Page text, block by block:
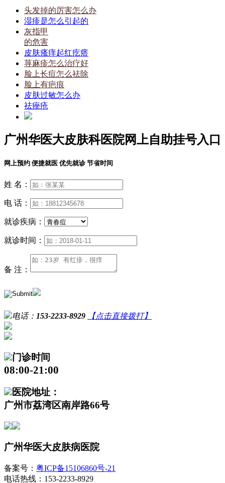
头发掉的厉害怎么办
湿疹是怎么引起的
灰指甲
的危害
皮肤瘙痒起红疙瘩
荨麻疹怎么治疗好
脸上长痘怎么祛除
脸上有疤痕
皮肤过敏怎么办
祛痤疮
广州华医大皮肤科医院网上自助挂号入口
网上预约 便捷就医 优先就诊 节省时间
姓 名：
电 话：
就诊疾病：
就诊时间：
备 注：
电话： 153-2233-8929 【点击直接拨打】
门诊时间
08:00-21:00
医院地址：
广州市荔湾区南岸路66号
广州华医大皮肤病医院
备案号： 粤ICP备15106860号-21
电话热线：153-2233-8929